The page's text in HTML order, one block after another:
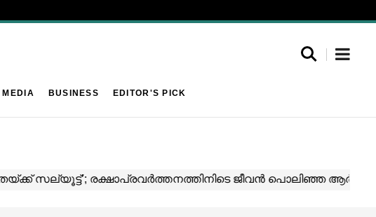
BUSINESS EDITOR'S PICK